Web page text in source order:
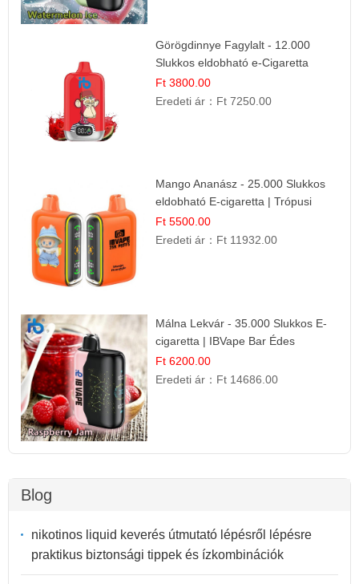
Görögdinnye Fagylalt - 12.000
Slukkos eldobható e-Cigaretta
Ft 3800.00
Eredeti ár： Ft 7250.00
Mango Ananász - 25.000 Slukkos
eldobható E-cigaretta | Trópusi
Ízélmény
Ft 5500.00
Eredeti ár： Ft 11932.00
Málna Lekvár - 35.000 Slukkos E-
cigaretta | IBVape Bar Édes
Gyümölcs Íz
Ft 6200.00
Eredeti ár： Ft 14686.00
Blog
nikotinos liquid keverés útmutató lépésről lépésre
praktikus biztonsági tippek és ízkombinációk